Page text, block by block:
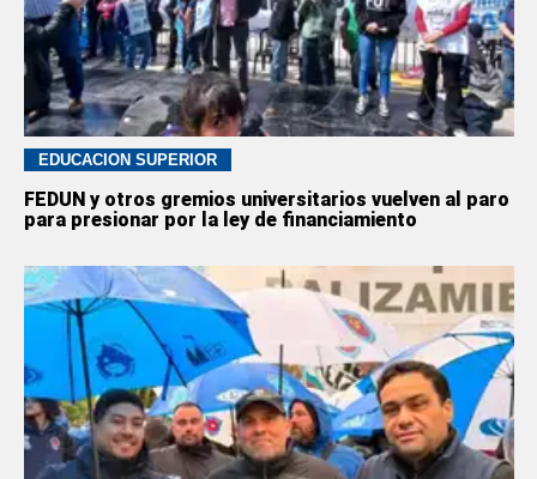
EDUCACION SUPERIOR
FEDUN y otros gremios universitarios vuelven al paro
para presionar por la ley de financiamiento